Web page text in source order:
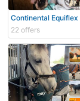
Continental Equiflex
22 offers